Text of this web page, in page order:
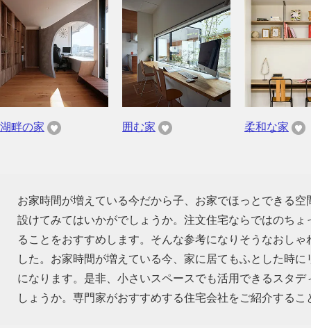
湖畔の家 囲む家 柔和な家
お家時間が増えている今だから子、お家でほっとできる
設けてみてはいかがでしょうか。注文住宅ならではのち
ることをおすすめします。そんな参考になりそうなおし
した。お家時間が増えている今、家に居てもふとした時
になります。是非、小さいスペースでも活用できるスタ
しょうか。専門家がおすすめする住宅会社をご紹介するこ